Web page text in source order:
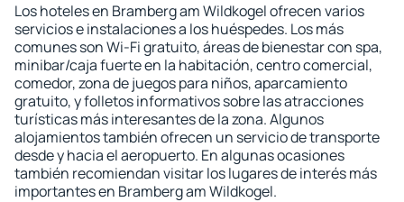
Los hoteles en Bramberg am Wildkogel ofrecen varios
servicios e instalaciones a los huéspedes. Los más
comunes son Wi-Fi gratuito, áreas de bienestar con spa,
minibar/caja fuerte en la habitación, centro comercial,
comedor, zona de juegos para niños, aparcamiento
gratuito, y folletos informativos sobre las atracciones
turísticas más interesantes de la zona. Algunos
alojamientos también ofrecen un servicio de transporte
desde y hacia el aeropuerto. En algunas ocasiones
también recomiendan visitar los lugares de interés más
importantes en Bramberg am Wildkogel.